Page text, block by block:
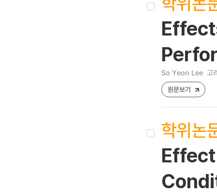
So Yeon Lee 고
원문보기
학위논